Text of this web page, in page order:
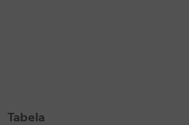
Tabela